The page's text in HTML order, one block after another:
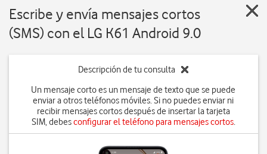
Escribe y envía mensajes cortos
(SMS) con el LG K61 Android 9.0
Descripción de tu consulta
Un mensaje corto es un mensaje de texto que se puede
enviar a otros teléfonos móviles. Si no puedes enviar ni
recibir mensajes cortos después de insertar la tarjeta
SIM, debesconfigurar el teléfono para mensajes cortos.